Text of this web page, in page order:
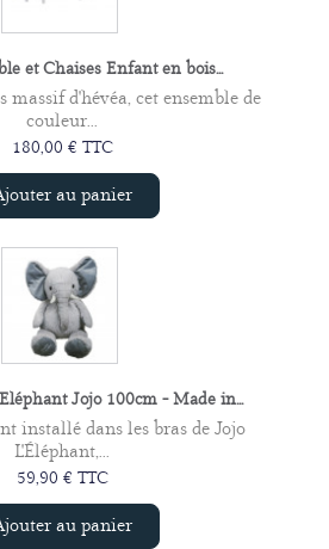
et Chaises Enfant en bois...
massif d'hévéa, cet ensemble de
couleur...
180,00 € TTC
au panier
Jojo 100cm - Made in...
installé dans les bras de Jojo
L'Éléphant,...
59,90 € TTC
au panier